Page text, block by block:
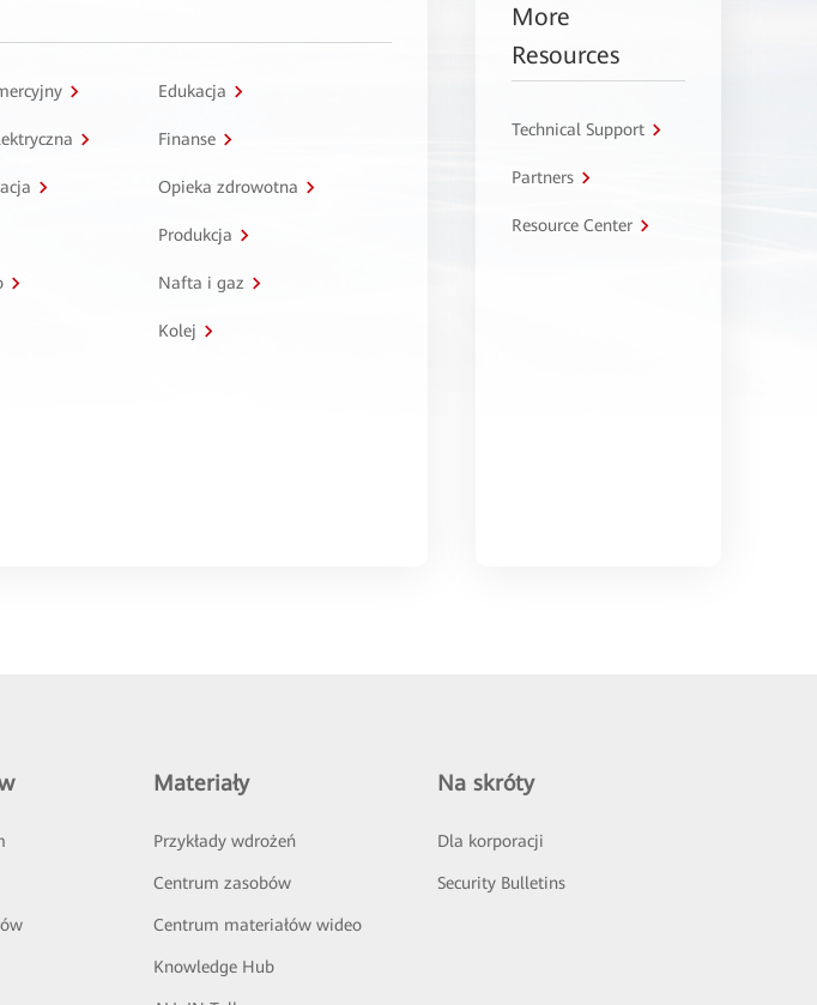
Edukacja
Finanse
Opieka zdrowotna
Produkcja
Nafta i gaz
Kolej
More
Resources
Technical Support
Partners
Resource Center
Materiały
Przykłady wdrożeń
Centrum zasobów
Centrum materiałów wideo
Knowledge Hub
Na skróty
Dla korporacji
Security Bulletins